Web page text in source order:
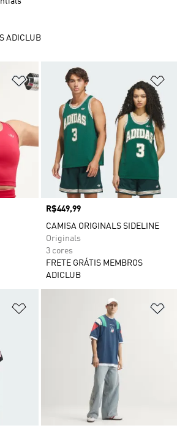
Adicionar à Lista de Desejos
Preço
R$449,99
CAMISA ORIGINALS SIDELINE
Originals
3 cores
FRETE GRÁTIS MEMBROS
ADICLUB
Adicionar à Lista de Desejos
ADICLUB